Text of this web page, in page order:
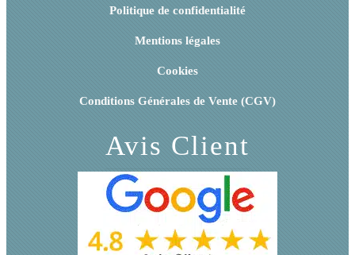
Politique de confidentialité
Mentions légales
Cookies
Conditions Générales de Vente (CGV)
Avis Client